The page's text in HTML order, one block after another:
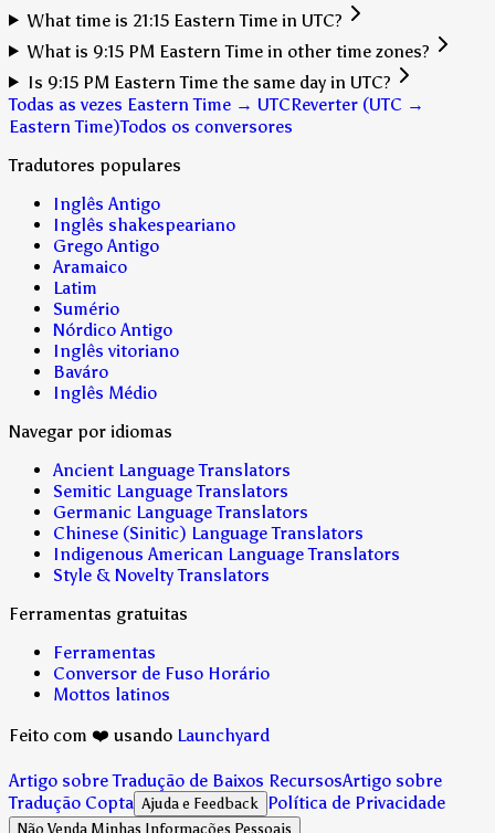
What time is 21:15 Eastern Time in UTC?
What is 9:15 PM Eastern Time in other time zones?
Is 9:15 PM Eastern Time the same day in UTC?
Todas as vezes Eastern Time → UTCReverter (UTC →
Eastern Time)Todos os conversores
Tradutores populares
Inglês Antigo
Inglês shakespeariano
Grego Antigo
Aramaico
Latim
Sumério
Nórdico Antigo
Inglês vitoriano
Baváro
Inglês Médio
Navegar por idiomas
Ancient Language Translators
Semitic Language Translators
Germanic Language Translators
Chinese (Sinitic) Language Translators
Indigenous American Language Translators
Style & Novelty Translators
Ferramentas gratuitas
Ferramentas
Conversor de Fuso Horário
Mottos latinos
Feito com ❤️ usando Launchyard
Artigo sobre Tradução de Baixos RecursosArtigo sobre
Tradução Copta Ajuda e Feedback Política de Privacidade
Não Venda Minhas Informações Pessoais